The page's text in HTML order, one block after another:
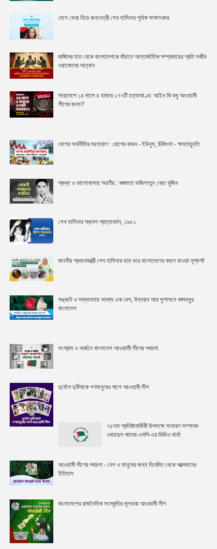
দেশে ফেরা নিয়ে জননেত্রী শেখ হাসিনার পূর্নাঙ্গ সাক্ষাৎকার
জঙ্গিদের হাত থেকে বাংলাদেশকে বাঁচাতে আন্তর্জাতিক সম্প্রদায়ের প্রতি সজীব
ওয়াজেদের আহ্বান
সারাদেশে ১৪ মাসে ৪ হাজার ১৭৭টি হত্যাকাণ্ড: আইন কি শুধু আওয়ামী
লীগের জন্য?
দেশের অর্থনীতির মরণরোগ : রোগের কারন - ইউনুস, চিকিৎসা - ক্ষমতাচ্যুতি
শ্রদ্ধা ও ভালোবাসায় স্মরণীয় : বঙ্গমাতা ফজিলাতুন নেছা মুজিব
শেখ হাসিনার স্বদেশ প্রত্যাবর্তন, ১৯৮১
মাননীয় প্রধানমন্ত্রী শেখ হাসিনার হাত ধরে বাংলাদেশের বদলে যাওয়া দৃশ্যপট
সঙ্কটে ও সম্ভাবনায় অদম্য এক দেশ, উন্নয়ন আর সুশাসনে বঙ্গবন্ধুর
বাংলাদেশ
সংগ্রাম ও অর্জনে বাংলাদেশ আওয়ামী লীগের পথচলা
দুর্যোগ দুর্বিপাকে গণমানুষের পাশে আওযা়মী লীগ
৭৫তম প্রতিষ্ঠাবার্ষিকী উপলক্ষে সাধারণ সম্পাদক
ওবায়দুল কাদের এমপি-এর ভিডিও বার্তা
আওয়ামী লীগের পথচলা - দেশ ও মানুষের জন্য নিবেদিত থেকে আত্মদানের
ইতিহাস
বাংলাদেশের রাজনৈতিক সংস্কৃতির মূলধারা আওয়ামী লীগ